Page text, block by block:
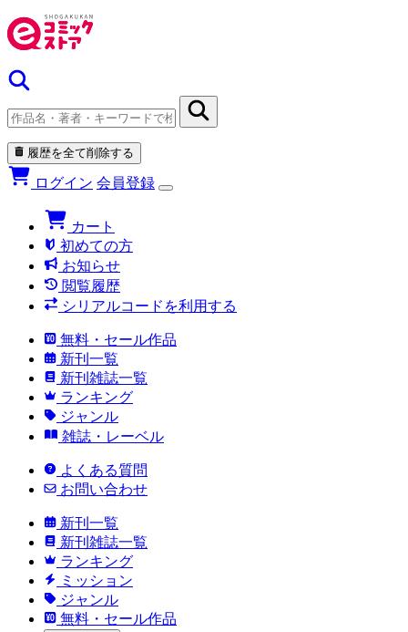
履歴を全て削除する
ログイン 会員登録
カート
初めての方
お知らせ
閲覧履歴
シリアルコードを利用する
無料・セール作品
新刊一覧
新刊雑誌一覧
ランキング
ジャンル
雑誌・レーベル
よくある質問
お問い合わせ
新刊一覧
新刊雑誌一覧
ランキング
ミッション
ジャンル
無料・セール作品